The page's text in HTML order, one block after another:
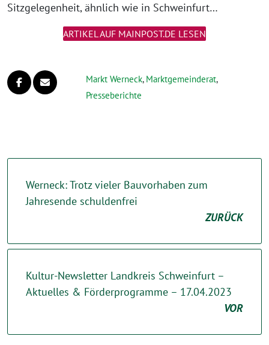
Sitzgelegenheit, ähnlich wie in Schweinfurt…
ARTIKEL AUF MAINPOST.DE LESEN
Markt Werneck, Markt­gemeinderat,
Presseberichte
Werneck: Trotz vieler Bauvorhaben zum
Jahresende schuldenfrei
ZURÜCK
Kultur-Newsletter Landkreis Schweinfurt –
Aktuelles & Förderprogramme – 17.04.2023
VOR